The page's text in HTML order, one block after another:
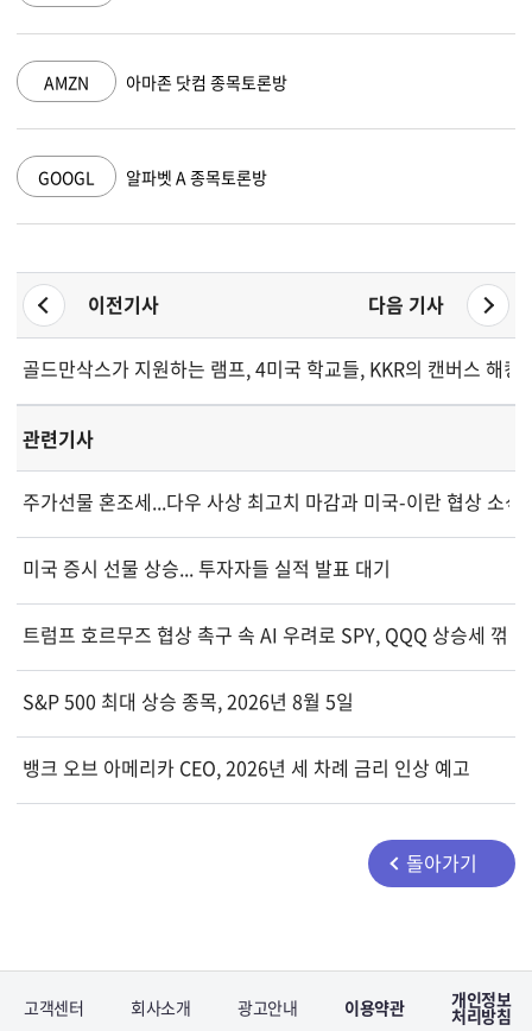
AMZN 아마존 닷컴 종목토론방
GOOGL 알파벳 A 종목토론방
이전기사 다음 기사
골드만삭스가 지원하는 램프, 400억 달러 밸류에이션 향해 질주
미국 학교들, KKR의 캔버스 해
관련기사
주가선물 혼조세...다우 사상 최고치 마감과 미국-이란 협상 소식
미국 증시 선물 상승... 투자자들 실적 발표 대기
트럼프 호르무즈 협상 촉구 속 AI 우려로 SPY, QQQ 상승세 꺾여
S&P 500 최대 상승 종목, 2026년 8월 5일
뱅크 오브 아메리카 CEO, 2026년 세 차례 금리 인상 예고
돌아가기
고객센터 회사소개 광고안내 이용약관 개인정보
처리방침